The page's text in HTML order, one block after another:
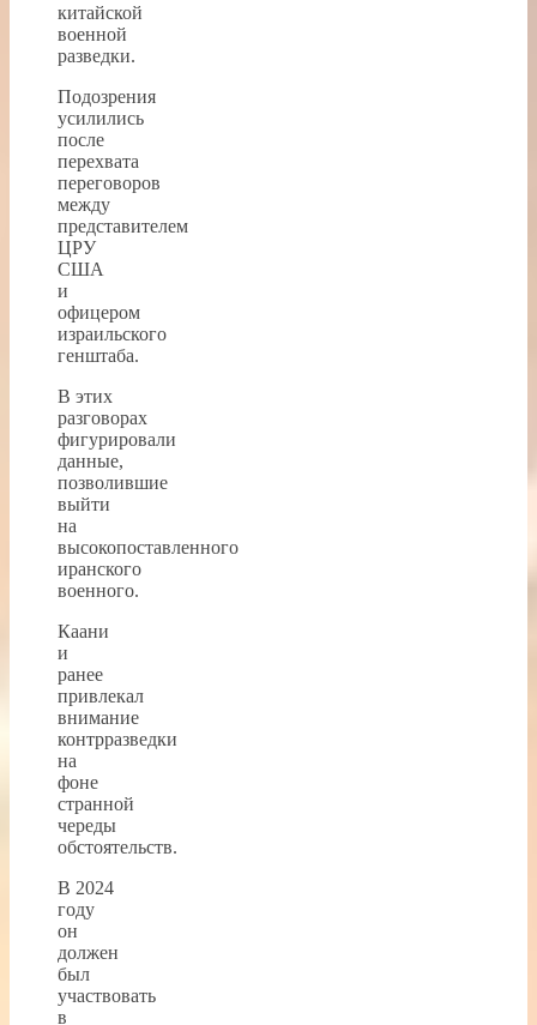
китайской
военной
разведки.
Подозрения
усилились
после
перехвата
переговоров
между
представителем
ЦРУ
США
и
офицером
израильского
генштаба.
В этих
разговорах
фигурировали
данные,
позволившие
выйти
на
высокопоставленного
иранского
военного.
Каани
и
ранее
привлекал
внимание
контрразведки
на
фоне
странной
череды
обстоятельств.
В 2024
году
он
должен
был
участвовать
в